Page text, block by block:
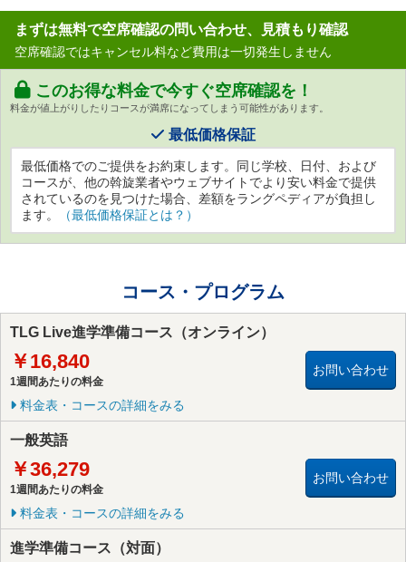
まずは無料で空席確認の問い合わせ、見積もり確認
空席確認ではキャンセル料など費用は一切発生しません
このお得な料金で今すぐ空席確認を！
料金が値上がりしたりコースが満席になってしまう可能性があります。
最低価格保証
最低価格でのご提供をお約束します。同じ学校、日付、および
コースが、他の斡旋業者やウェブサイトでより安い料金で提供
されているのを見つけた場合、差額をラングペディアが負担し
ます。
（最低価格保証とは？）
コース・プログラム
TLG Live進学準備コース（オンライン）
￥16,840
1週間あたりの料金
お問い合わせ
料金表・コースの詳細をみる
一般英語
￥36,279
1週間あたりの料金
お問い合わせ
料金表・コースの詳細をみる
進学準備コース（対面）